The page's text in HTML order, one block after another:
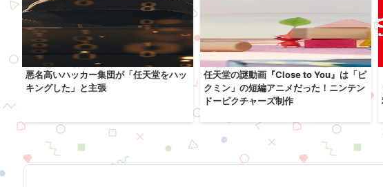
悪名高いハッカー集団が「任天堂をハッ
キングした」と主張
任天堂の謎動画『Close to You』は「ピ
クミン」の短編アニメだった！ニンテン
ドーピクチャーズ制作